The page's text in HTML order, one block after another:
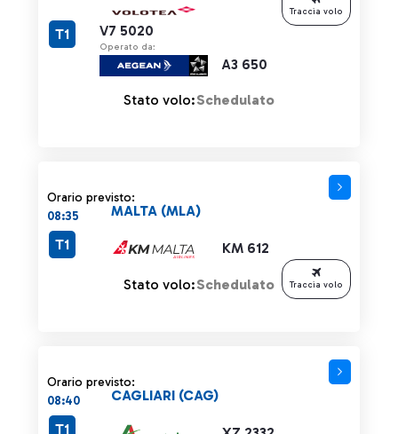
V7 5020
Operato da:
A3 650
T1
Stato volo:Schedulato
Traccia volo
Orario previsto:
08:35
KM 612
MALTA (MLA)
T1
Stato volo:Schedulato Traccia volo
Orario previsto:
08:40
CAGLIARI (CAG)
T1